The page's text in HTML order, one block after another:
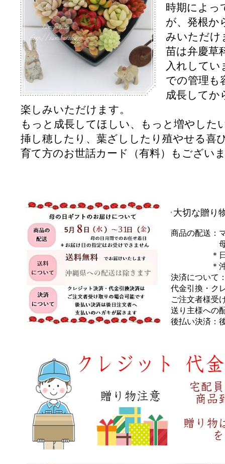
時期によっ
が、発根か
みいただけ
苗は弁慶草
入れしてい
での管理も
成長してか
楽しみいただけます。
もっと成長してほしい、もっと増やした
挿し穂したり、葉ざししたり殖やせる喜
育て方のお世話カード（有料）もござい
' 大切な贈り
商品の配送：
母の日
＊日にち
＊沖縄
決済について
代金引換・ク
ご注文者様受
送り主様への
後払い決済：